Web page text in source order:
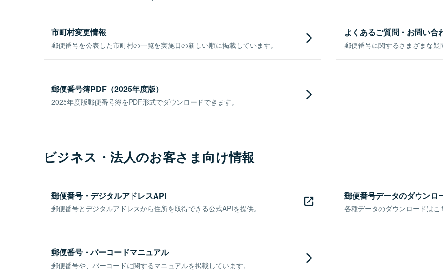
市町村変更情報
郵便番号を公表した市町村の一覧を実施日の新しい順に掲載しています。
よくあるご質問・お問い合
郵便番号に関するさまざまな疑
郵便番号簿PDF（2025年度版）
2025年度版郵便番号簿をPDF形式でダウンロードできます。
ビジネス・法人のお客さま向け情報
郵便番号・デジタルアドレスAPI
郵便番号とデジタルアドレスから住所を取得できる公式APIを提供。
郵便番号データのダウンロ
各種データのダウンロードはこ
郵便番号・バーコードマニュアル
郵便番号や、バーコードに関するマニュアルを掲載しています。